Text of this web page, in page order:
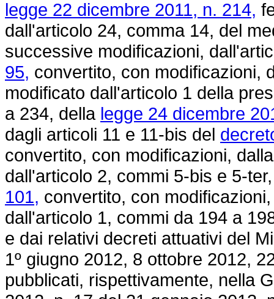
legge 22 dicembre 2011, n. 214,
dall'articolo 24, comma 14, del
successive modificazioni,
95, convertito, con modificazioni,
modificato dall'articolo 1 della
a 234, della legge 24 dicembre
dagli articoli 11 e 11-bis del
convertito, con modificazioni,
dall'articolo 2, commi 5-bis e 5-
101, convertito, con
dall'articolo 1, commi da 194 a
e dai relativi decreti attuativi del
1º giugno 2012, 8 ottobre 2012,
pubblicati, rispettivamente, nella